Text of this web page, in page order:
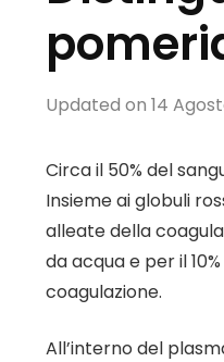
Updated on 14
Circa il 50% del
Insieme ai globuli
alleate della
da acqua e per il
coagulazione.
All’interno del